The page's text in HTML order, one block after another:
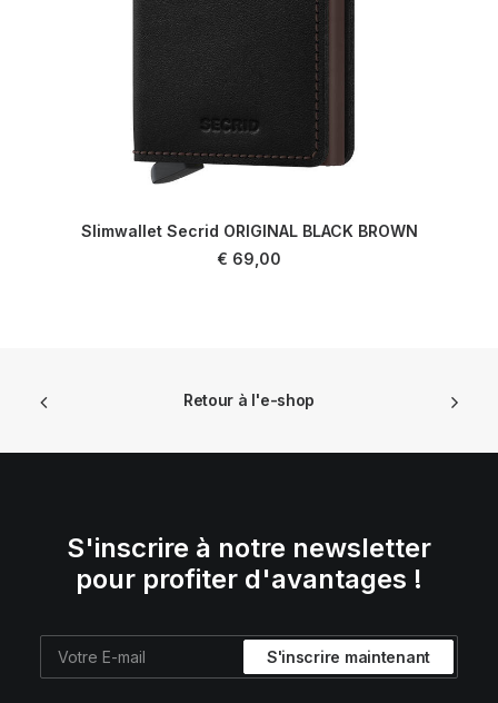
Slimwallet Secrid ORIGINAL BLACK BROWN
€ 69,00
Retour à l'e-shop
S'inscrire à notre newsletter
pour profiter d'avantages !